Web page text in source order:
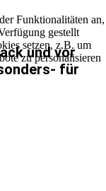
und vor
für
Funktionalitäten an,
gestellt
setzen, z.B. um
zu personalisieren